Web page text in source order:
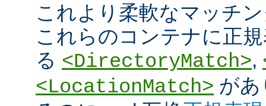
これより柔軟なマッチ
これらのコンテナに正
る <DirectoryMatch>,
<LocationMatch> があ